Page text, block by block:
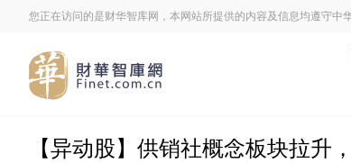
您正在访问的是财华智库网，本网站所提供的内容及信息均遵守中
【异动股】供销社概念板块拉